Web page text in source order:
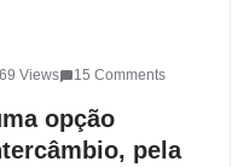
Views 15 Comments
opção
pela